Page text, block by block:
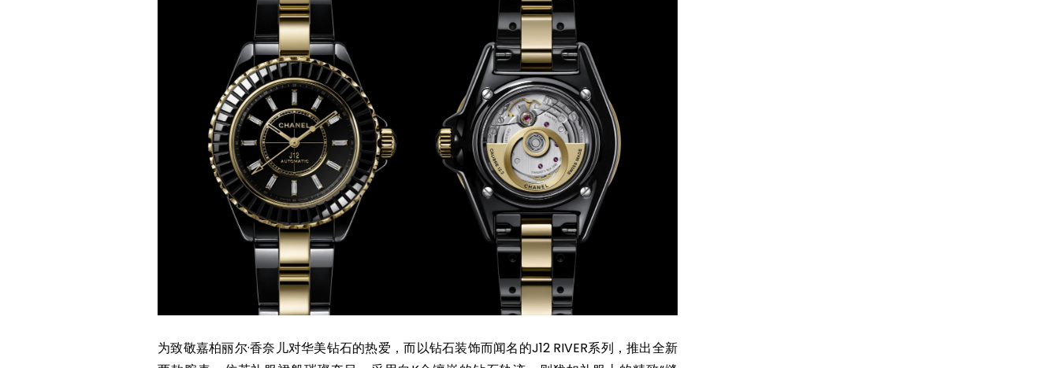
为致敬嘉柏丽尔·香奈儿对华美钻石的热爱，而以钻石装饰而闻名的J12 RIVER系列，推出全新